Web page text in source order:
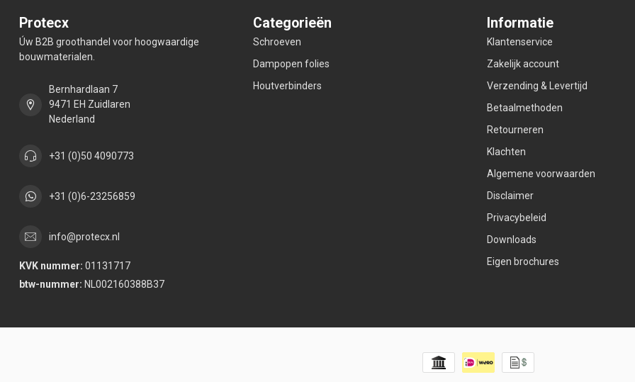
Protecx
Úw B2B groothandel voor hoogwaardige
bouwmaterialen.
Bernhardlaan 7
9471 EH Zuidlaren
Nederland
+31 (0)50 4090773
+31 (0)6-23256859
info@protecx.nl
KVK nummer: 01131717
btw-nummer: NL002160388B37
Categorieën
Schroeven
Dampopen folies
Houtverbinders
Informatie
Klantenservice
Zakelijk account
Verzending & Levertijd
Betaalmethoden
Retourneren
Klachten
Algemene voorwaarden
Disclaimer
Privacybeleid
Downloads
Eigen brochures